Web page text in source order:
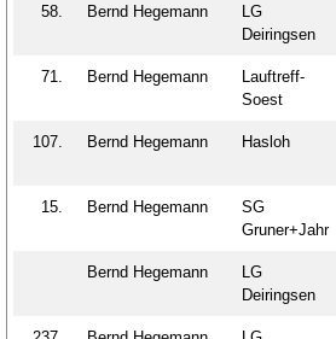
58. Bernd Hegemann
LG
Deiringsen
71. Bernd Hegemann
Lauftreff-
Soest
107. Bernd Hegemann Hasloh
15. Bernd Hegemann
SG
Gruner+Jahr
Bernd Hegemann
LG
Deiringsen